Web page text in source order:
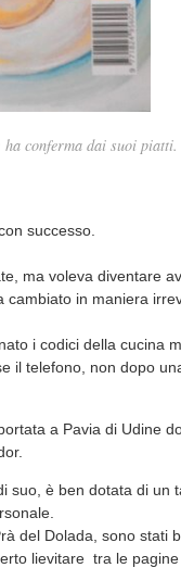
conferma dai suoi
successo.
ma voleva diventare
in maniera
i codici della cucina
il telefono, non dopo
a Pavia di Udine
suo, è ben dotata di un
del Dolada, sono stati
lievitare tra le